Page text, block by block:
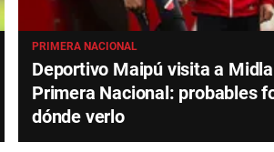
PRIMERA NACIONAL
Deportivo Maipú visita a
Primera Nacional: probables
dónde verlo